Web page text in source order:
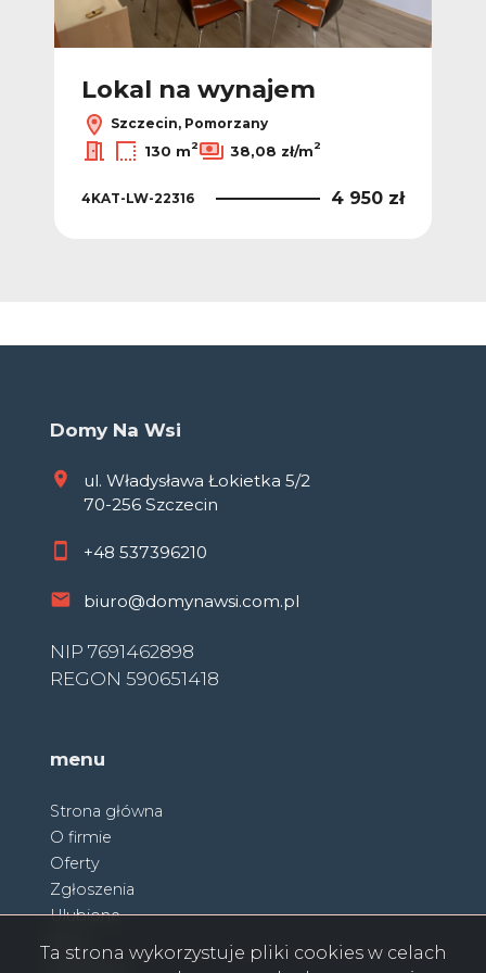
Lokal na wynajem
Szczecin, Pomorzany
130 m2 38,08 zł/m2
4KAT-LW-22316 4 950 zł
Domy Na Wsi
ul. Władysława Łokietka 5/2
70-256 Szczecin
+48 537396210
biuro@domynawsi.com.pl
NIP 7691462898
REGON 590651418
menu
Strona główna
O firmie
Oferty
Zgłoszenia
Ulubione
Ta strona wykorzystuje pliki cookies w celach